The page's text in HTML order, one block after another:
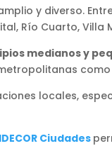
y diverso.
Río Cuarto, Villa
medianos y
locales,
IDECOR Ciudades